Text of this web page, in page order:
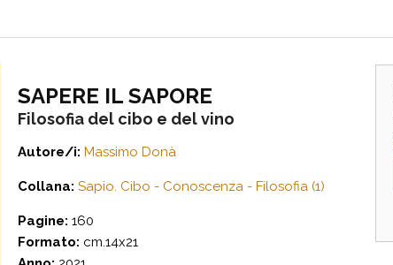
SAPERE IL SAPORE
Filosofia del cibo e del vino
Autore/i: Massimo Donà
Collana: Sapio. Cibo - Conoscenza - Filosofia (1)
Pagine: 160
Formato: cm.14x21